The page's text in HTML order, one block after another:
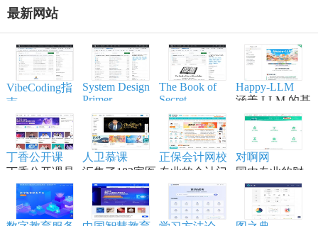
最新网站
VibeCoding指
南
一个通过与 AI
结对编程，将
想法变为现实
的终极工作站
System Design
Primer
帮助开发者学
习大型系统设
计原理、备战
技术面试，是
系统设计领域
的权威学习资
源。
The Book of
Secret
Knowledge
实用的列表、
手册、备忘
单、黑客技
巧、一行代
码、命令行/网
页工具资源。
Happy-LLM
涵盖 LLM 的基
本原理,训练流
程,模型构建等
内容,适合具备
一定编程和深
学习者。
丁香公开课
丁香公开课是
将传统线下授
课搬到网络平
台
人卫慕课
汇集了182家医
学高等院校的
顶尖资源
正保会计网校
专业的会计门
户网站，专注
财会职业培训
品牌,从事初级
对啊网
国内专业的财
经财会会计类
职业教育分班
直播网校